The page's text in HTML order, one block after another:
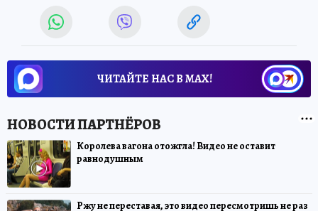
ЧИТАЙТЕ НАС В МАХ!
Королева вагона отожгла! Видео не оставит
равнодушным
Ржу не переставая, это видео пересмотришь не раз